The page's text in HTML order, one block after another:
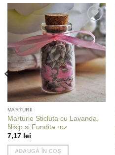
Add to
wishlist
MARTURII
Marturie Sticluta cu Lavanda,
Nisip si Fundita roz
7,17 lei
ADAUGĂ ÎN COȘ